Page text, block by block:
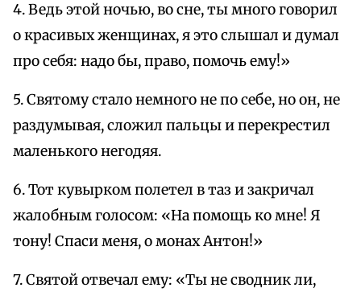
4. Ведь этой ночью, во сне, ты много говорил
о красивых женщинах, я это слышал и думал
про себя: надо бы, право, помочь ему!»
5. Святому стало немного не по себе, но он, не
раздумывая, сложил пальцы и перекрестил
маленького негодяя.
6. Тот кувырком полетел в таз и закричал
жалобным голосом: «На помощь ко мне! Я
тону! Спаси меня, о монах Антон!»
7. Святой отвечал ему: «Ты не сводник ли,